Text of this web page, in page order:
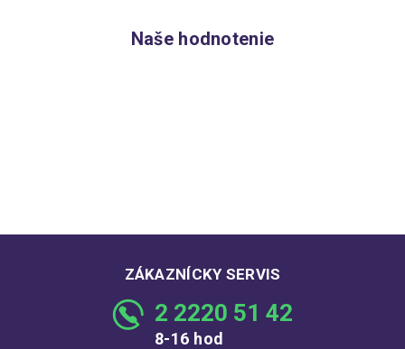
Naše hodnotenie
ZÁKAZNÍCKY SERVIS
2 2220 51 42
8-16 hod